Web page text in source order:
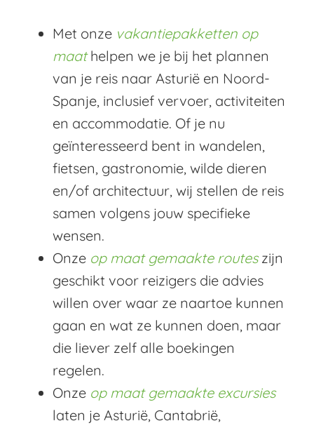
Met onze vakantiepakketten op
maathelpen we je bij het plannen
van je reis naar Asturië en Noord-
Spanje, inclusief vervoer, activiteiten
en accommodatie. Of je nu
geïnteresseerd bent in wandelen,
fietsen, gastronomie, wilde dieren
en/of architectuur, wij stellen de reis
samen volgens jouw specifieke
wensen.
Onze op maat gemaakte routeszijn
geschikt voor reizigers die advies
willen over waar ze naartoe kunnen
gaan en wat ze kunnen doen, maar
die liever zelf alle boekingen
regelen.
Onze op maat gemaakte excursies
laten je Asturië, Cantabrië,